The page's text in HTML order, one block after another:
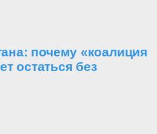
почему «коалиция
остаться без